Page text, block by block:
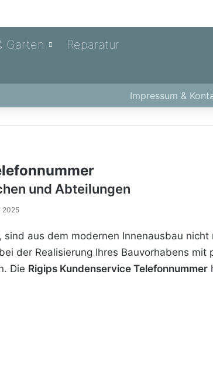
Garten Reparatur
Impressum &
und Abteilungen
2025
aus dem modernen Innenausbau nicht
der Realisierung Ihres Bauvorhabens mit
Die Rigips Kundenservice Telefonnummer